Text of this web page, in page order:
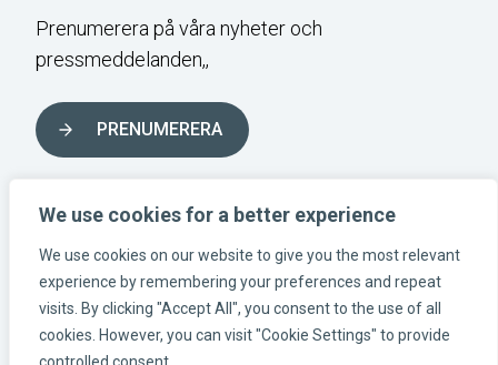
We use cookies for a better experience
We use cookies on our website to give you the most relevant
experience by remembering your preferences and repeat
visits. By clicking "Accept All", you consent to the use of all
cookies. However, you can visit "Cookie Settings" to provide
Prenumerera på våra nyheter och
pressmeddelanden,,
PRENUMERERA
FÖLJ OSS I SOCIALA MEDIER
Instagram-länk
Linkedin-länk
Facebook-länk